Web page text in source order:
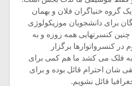
گروه خنیاگران فلان و بهمان
برای دانشجویان موزیکولوژی
چنین کنسرتهایی همه روزه و به
کنسرواتوارها برگزار
فلک می کشد ما هم کمی برای
شان احترام قائل بوده و برای
قائل نشویم.